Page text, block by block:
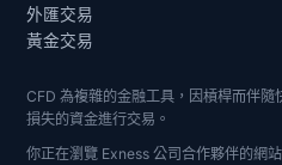
外匯交易
黃金交易
CFD 為複雜的金融工具，因槓桿而伴
損失的資金進行交易。
你正在瀏覽 Exness 公司合作夥伴的網